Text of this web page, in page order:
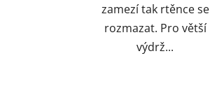
zamezí tak rtěnce se
rozmazat. Pro větší
výdrž...